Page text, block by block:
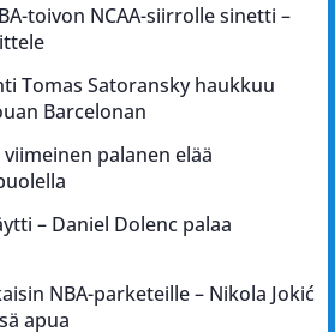
toivon NCAA-siirrolle sinetti –
Tomas Satoransky haukkuu
Barcelonan
palanen elää
– Daniel Dolenc palaa
NBA-parketeille – Nikola Jokić
apua